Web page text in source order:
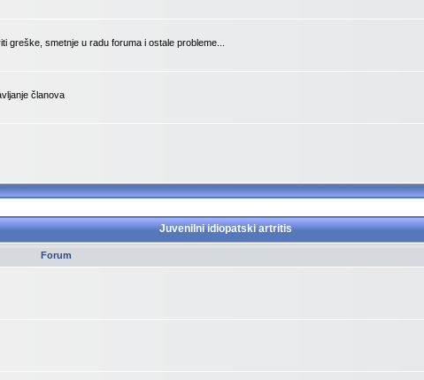
greške, smetnje u radu foruma i ostale probleme...
članova
Juvenilni idiopatski artritis
Forum